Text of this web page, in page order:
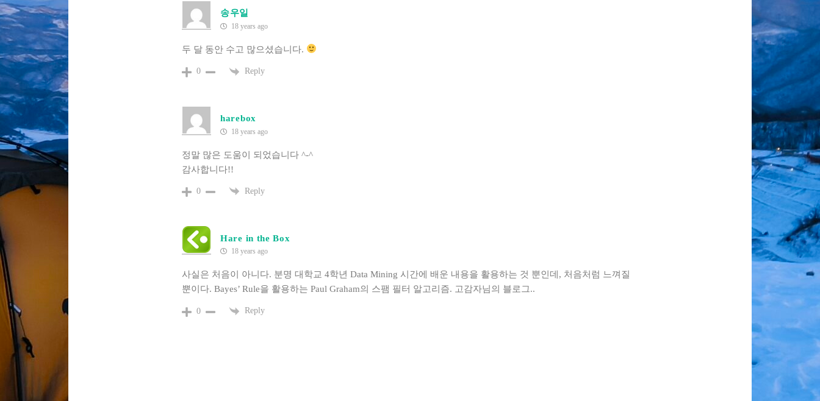
송우일
18 years ago
두 달 동안 수고 많으셨습니다.
0 Reply
harebox
18 years ago
정말 많은 도움이 되었습니다 ^-^
감사합니다!!
0 Reply
Hare in the Box
18 years ago
사실은 처음이 아니다. 분명 대학교 4학년 Data Mining 시간에 배운 내용을 활용하는 것 뿐인데, 처음처럼 느껴질
뿐이다. Bayes’ Rule을 활용하는 Paul Graham의 스팸 필터 알고리즘. 고감자님의 블로그..
0 Reply